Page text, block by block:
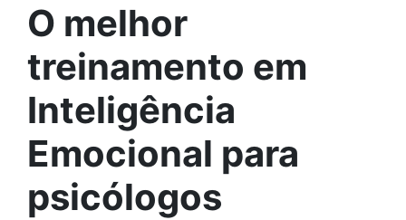
O melhor
treinamento em
Inteligência
Emocional para
psicólogos